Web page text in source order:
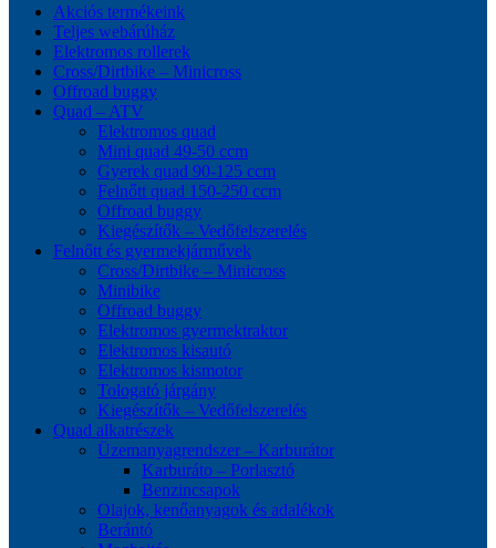
Akciós termékeink
Teljes webárúház
Elektromos rollerek
Cross/Dirtbike – Minicross
Offroad buggy
Quad – ATV
Elektromos quad
Mini quad 49-50 ccm
Gyerek quad 90-125 ccm
Felnőtt quad 150-250 ccm
Offroad buggy
Kiegészítők – Vedőfelszerelés
Felnőtt és gyermekjárművek
Cross/Dirtbike – Minicross
Minibike
Offroad buggy
Elektromos gyermektraktor
Elektromos kisautó
Elektromos kismotor
Tologató járgány
Kiegészítők – Vedőfelszerelés
Quad alkatrészek
Üzemanyagrendszer – Karburátor
Karburáto – Porlasztó
Benzincsapok
Olajok, kenőanyagok és adalékok
Berántó